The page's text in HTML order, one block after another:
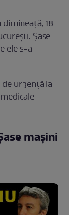
18
Șase
ele s-a
urgență la
mașini